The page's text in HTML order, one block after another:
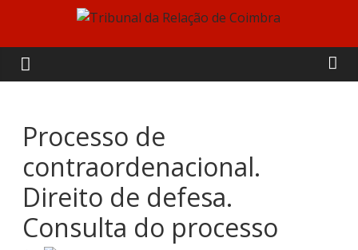
content
Tribunal
da
Relação
de
Coimbra
Processo de
contraordenacional.
Direito de defesa.
Consulta do processo